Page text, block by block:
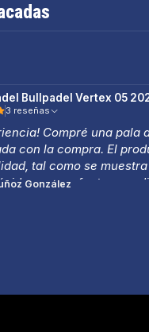
Bullpadel Vertex 05
3 reseñas
Compré una pala
con la compra. El
tal como se
y en perfectas
amable y profesional,
González